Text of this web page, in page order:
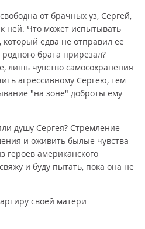
от брачных уз, Сергей,
ней. Что может испытывать
едва не отправил ее
брата прирезал?
лишь чувство самосохранения
агрессивному Сергею, тем
"на зоне" доброты ему
душу Сергея? Стремление
и оживить былые чувства
героев американского
и буду пытать, пока она не
своей матери…